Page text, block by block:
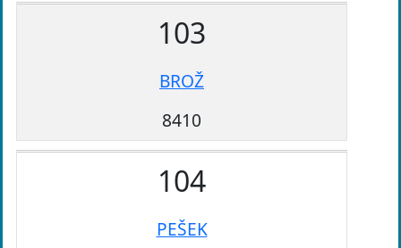
103
BROŽ
8410
104
PEŠEK